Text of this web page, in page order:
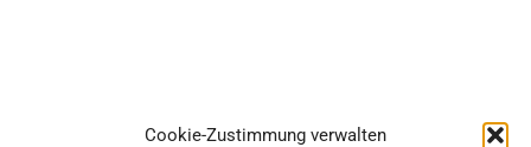
Cookie-Zustimmung verwalten